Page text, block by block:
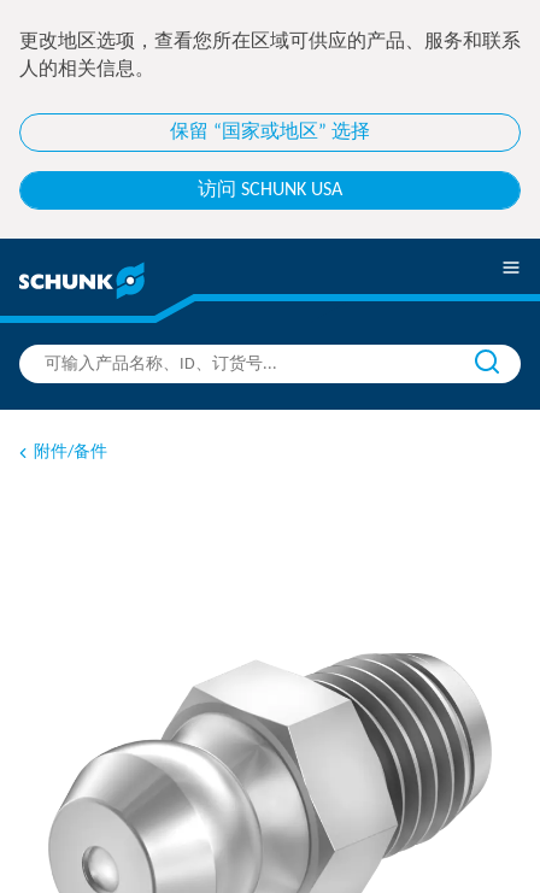
更改地区选项，查看您所在区域可供应的产品、服务和联系
人的相关信息。
保留 “国家或地区” 选择
访问 SCHUNK USA
附件/备件